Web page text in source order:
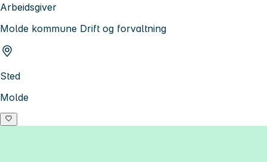
Arbeidsgiver
Molde kommune Drift og forvaltning
Sted
Molde